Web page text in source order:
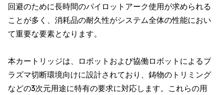
回避のために長時間のパイロットアーク使用が求められる
ことが多く、消耗品の耐久性がシステム全体の性能におい
て重要な要素となります。
本カートリッジは、ロボットおよび協働ロボットによるプ
ラズマ切断環境向けに設計されており、鋳物のトリミング
などの3次元用途に特有の要求に対応します。これらの用